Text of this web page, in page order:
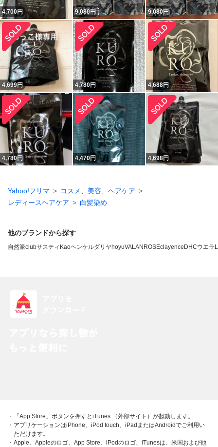
4,700円 9,080円 9,080円
4,699円 4,780円 4,688円
4,780円 4,470円 4,698円
Yahoo!フリマ
コスメ、美容、ヘアケア
レディースヘアケア
白髪染め
他のブランドから探す
自然派clubサスティ Kaoヘンケルダリヤ hoyuVALANROSEclayence DHCウエラ
・「App Store」ボタンを押すとiTunes （外部サイト）が起動します。
・アプリケーションはiPhone、iPod touch、iPadまたはAndroidでご利用い
ただけます。
・Apple、Appleのロゴ、App Store、iPodのロゴ、iTunesは、米国および他